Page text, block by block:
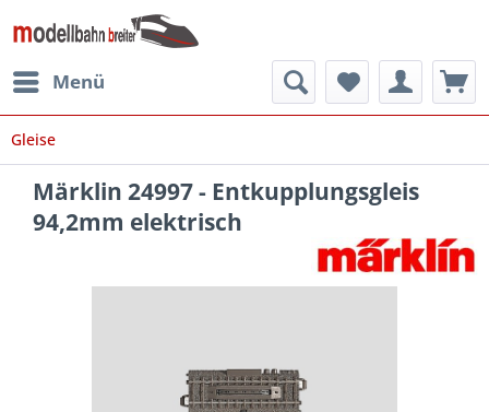
Menü
Gleise
Märklin 24997 - Entkupplungsgleis
94,2mm elektrisch